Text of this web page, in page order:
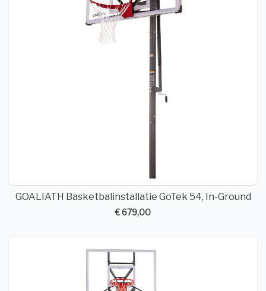
GOALIATH Basketbalinstallatie GoTek 54, In-Ground
€ 679,00